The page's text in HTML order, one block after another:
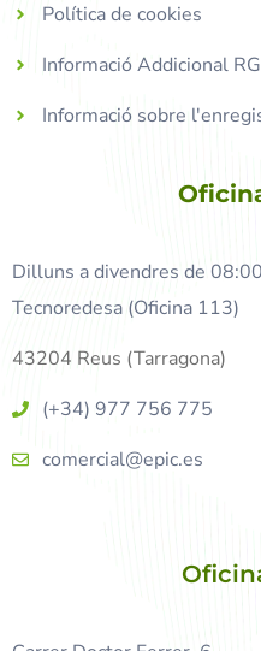
Política de cookies
Informació Addicional
Informació sobre
Dilluns a divendres de
Tecnoredesa (Oficina 113)
43204 Reus (Tarragona)
(+34) 977 756 775
comercial@epic.es